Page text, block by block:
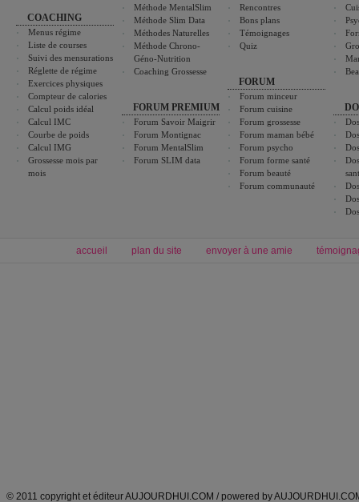
COACHING
Menus régime
Liste de courses
Suivi des mensurations
Réglette de régime
Exercices physiques
Compteur de calories
Calcul poids idéal
Calcul IMC
Courbe de poids
Calcul IMG
Grossesse mois par
mois
Méthode MentalSlim
Méthode Slim Data
Méthodes Naturelles
Méthode Chrono-
Géno-Nutrition
Coaching Grossesse
FORUM PREMIUM
Forum Savoir Maigrir
Forum Montignac
Forum MentalSlim
Forum SLIM data
Rencontres
Bons plans
Témoignages
Quiz
FORUM
Forum minceur
Forum cuisine
Forum grossesse
Forum maman bébé
Forum psycho
Forum forme santé
Forum beauté
Forum communauté
accueil plan du site envoyer à une amie
© 2011 copyright et éditeur AUJOURDHUI.COM / powered by